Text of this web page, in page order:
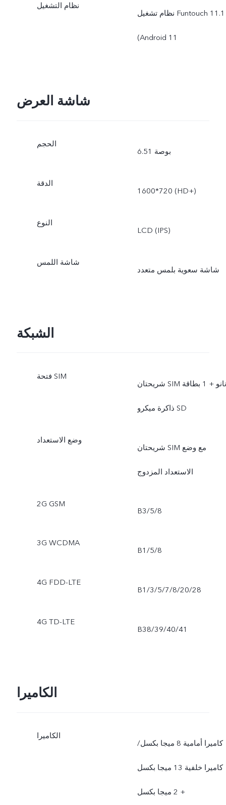
نظام التشغيل
نظام تشغيل Funtouch 11.1
(Android 11
شاشة العرض
الحجم
6.51 بوصة
الدقة
1600*720 (HD+)
النوع
LCD (IPS)
شاشة اللمس
شاشة سعوية بلمس متعدد
الشبكة
فتحة SIM
شريحتان SIM نانو + 1 بطاقة
ذاكرة ميكرو SD
وضع الاستعداد
شريحتان SIM مع وضع
الاستعداد المزدوج
2G GSM
B3/5/8
3G WCDMA
B1/5/8
4G FDD-LTE
B1/3/5/7/8/20/28
4G TD-LTE
B38/39/40/41
الكاميرا
الكاميرا
كاميرا أمامية 8 ميجا بكسل/
كاميرا خلفية 13 ميجا بكسل
+ 2 ميجا بكسل